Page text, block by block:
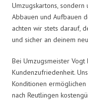
Umzugskartons, sondern
Abbauen und Aufbauen
achten wir stets darauf,
und sicher an deinem
Bei Umzugsmeister
Kundenzufriedenheit.
Konditionen
nach Reutlingen